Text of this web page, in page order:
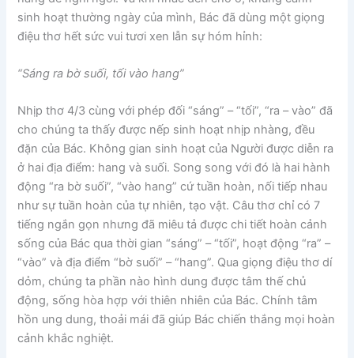
sinh hoạt thường ngày của mình, Bác đã dùng một giọng
điệu thơ hết sức vui tươi xen lẫn sự hóm hỉnh:
“Sáng ra bờ suối, tối vào hang”
Nhịp thơ 4/3 cùng với phép đối “sáng” – “tối”, “ra – vào” đã
cho chúng ta thấy được nếp sinh hoạt nhịp nhàng, đều
đặn của Bác. Không gian sinh hoạt của Người được diễn ra
ở hai địa điểm: hang và suối. Song song với đó là hai hành
động “ra bờ suối”, “vào hang” cứ tuần hoàn, nối tiếp nhau
như sự tuần hoàn của tự nhiên, tạo vật. Câu thơ chỉ có 7
tiếng ngắn gọn nhưng đã miêu tả được chi tiết hoàn cảnh
sống của Bác qua thời gian “sáng” – “tối”, hoạt động “ra” –
“vào” và địa điểm “bờ suối” – “hang”. Qua giọng điệu thơ dí
dỏm, chúng ta phần nào hình dung được tâm thế chủ
động, sống hòa hợp với thiên nhiên của Bác. Chính tâm
hồn ung dung, thoải mái đã giúp Bác chiến thắng mọi hoàn
cảnh khắc nghiệt.